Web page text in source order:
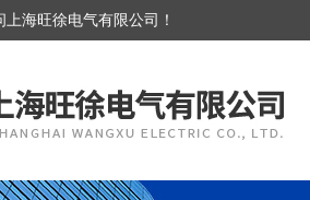
海旺徐电气有限公司！